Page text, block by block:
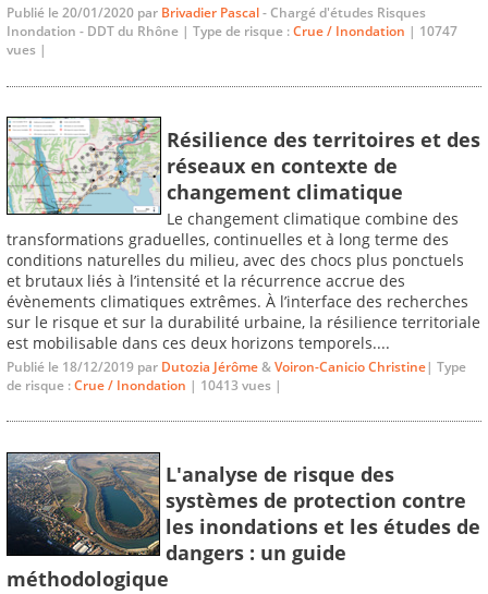
Publié le 20/01/2020 par Brivadier Pascal- Chargé d'études Risques
Inondation - DDT du Rhône | Type de risque :Crue / Inondation | 10747
vues |
Résilience des territoires et des
réseaux en contexte de
changement climatique
Le changement climatique combine des
transformations graduelles, continuelles et à long terme des
conditions naturelles du milieu, avec des chocs plus ponctuels
et brutaux liés à l’intensité et la récurrence accrue des
évènements climatiques extrêmes. À l’interface des recherches
sur le risque et sur la durabilité urbaine, la résilience territoriale
est mobilisable dans ces deux horizons temporels....
Publié le 18/12/2019 par Dutozia Jérôme&Voiron-Canicio Christine| Type
de risque :Crue / Inondation | 10413 vues |
L'analyse de risque des
systèmes de protection contre
les inondations et les études de
dangers : un guide
méthodologique